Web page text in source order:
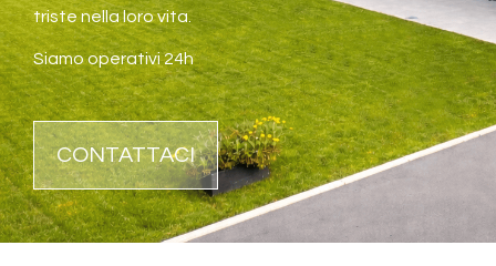
triste nella loro vita.
Siamo operativi 24h
CONTATTACI